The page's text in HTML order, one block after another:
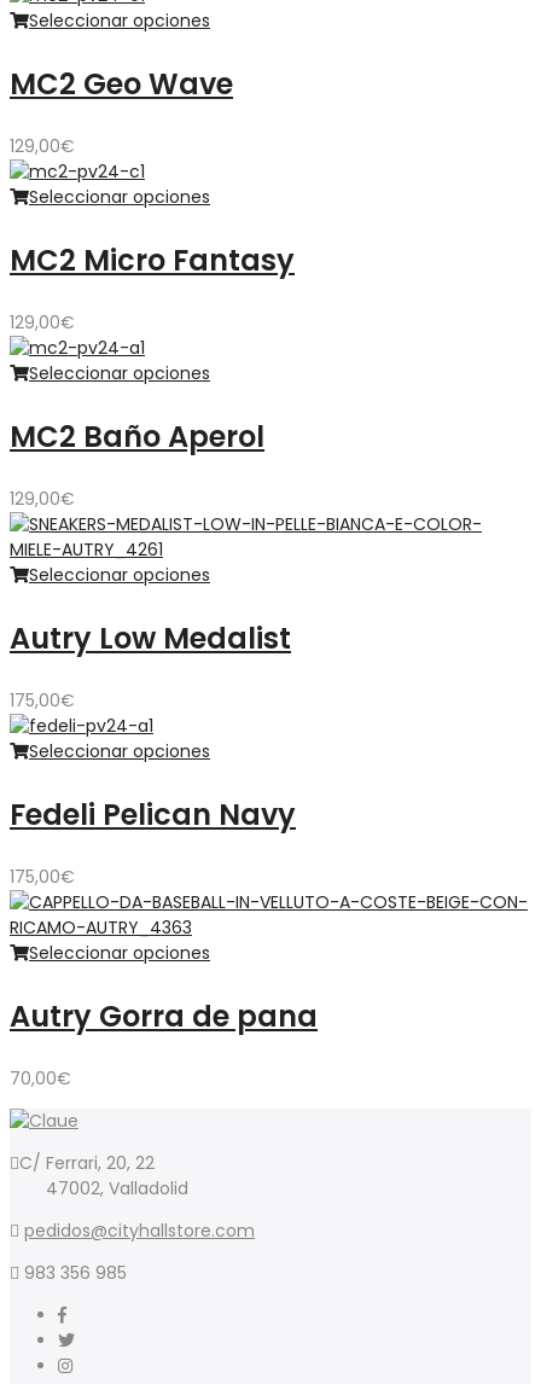
Seleccionar opciones
MC2 Geo Wave
129,00€
Seleccionar opciones
MC2 Micro Fantasy
129,00€
Seleccionar opciones
MC2 Baño Aperol
129,00€
Seleccionar opciones
Autry Low Medalist
175,00€
Seleccionar opciones
Fedeli Pelican Navy
175,00€
Seleccionar opciones
Autry Gorra de pana
70,00€
C/ Ferrari, 20, 22
47002, Valladolid
pedidos@cityhallstore.com
983 356 985